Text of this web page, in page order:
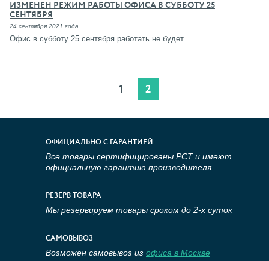
ИЗМЕНЕН РЕЖИМ РАБОТЫ ОФИСА В СУББОТУ 25
СЕНТЯБРЯ
24 сентября 2021 года
Офис в субботу 25 сентября работать не будет.
1 2
ОФИЦИАЛЬНО С ГАРАНТИЕЙ
Все товары сертифицированы РСТ и имеют
официальную гарантию производителя
РЕЗЕРВ ТОВАРА
Мы резервируем товары сроком до 2-х суток
САМОВЫВОЗ
Возможен самовывоз из офиса в Москве